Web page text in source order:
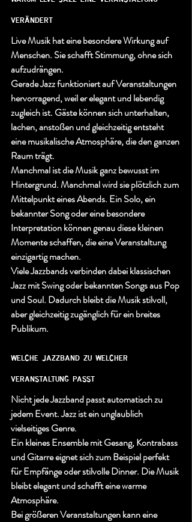
verändert
Live Musik hat eine besondere Wirkung auf
Menschen. Sie schafft Stimmung, ohne sich
aufzudrängen.
Gerade Jazz funktioniert auf Veranstaltungen
hervorragend, weil er elegant und lebendig
zugleich ist. Gäste können sich unterhalten,
lachen, anstoßen und gleichzeitig entsteht
eine musikalische Atmosphäre, die den ganzen
Raum trägt.
Manchmal ist die Musik ganz bewusst im
Hintergrund. Manchmal wird sie plötzlich zum
Mittelpunkt eines Abends. Ein Solo, ein
bekannter Song oder eine besondere
Interpretation können genau diese kleinen
Momente schaffen, die eine Veranstaltung
einzigartig machen.
Viele Jazzbands verbinden dabei klassischen
Jazz mit Swing oder bekannten Songs aus Pop
und Soul. Dadurch bleibt die Musik stilvoll,
aber gleichzeitig zugänglich für ein breites
Publikum.
welche jazzband zu welcher
veranstaltung passt
Nicht jede Jazzband passt automatisch zu
jedem Event. Jazz ist ein unglaublich
vielseitiges Genre.
Ein kleines Ensemble mit Gesang, Kontrabass
und Gitarre eignet sich zum Beispiel perfekt
für Empfänge oder stilvolle Dinner. Die Musik
bleibt elegant und schafft eine warme
Atmosphäre.
Bei größeren Veranstaltungen kann eine